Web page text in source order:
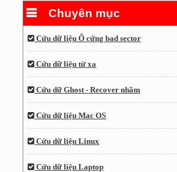
Chuyên mục
Cứu dữ liệu Ổ cứng bad sector
Cứu dữ liệu từ xa
Cứu dữ Ghost - Recover nhầm
Cứu dữ liệu Mac OS
Cứu dữ liệu Linux
Cứu dữ liệu Laptop